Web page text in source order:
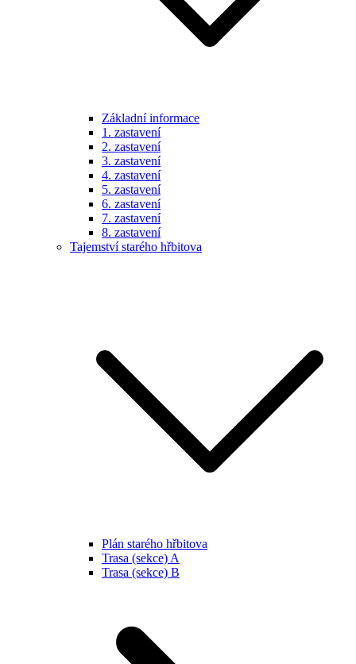
Základní informace
1. zastavení
2. zastavení
3. zastavení
4. zastavení
5. zastavení
6. zastavení
7. zastavení
8. zastavení
Tajemství starého hřbitova
Plán starého hřbitova
Trasa (sekce) A
Trasa (sekce) B